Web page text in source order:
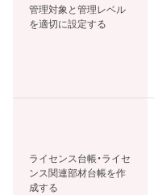
管理対象と管理レベル
を適切に設定する
ライセンス台帳・ライセ
ンス関連部材台帳を作
成する